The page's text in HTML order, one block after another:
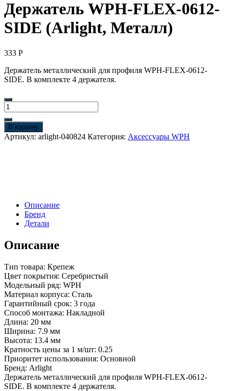
Держатель WPH-FLEX-0612-
SIDE (Arlight, Металл)
333 Р
Держатель металлический для профиля WPH-FLEX-0612-
SIDE. В комплекте 4 держателя.
Количество
товара
Держатель
WPH-
FLEX-
В корзину
Артикул: arlight-040824 Категория: Аксессуары WPH
Описание
Бренд
Детали
Описание
Тип товара: Крепеж
Цвет покрытия: Серебристый
Модельный ряд: WPH
Материал корпуса: Сталь
Гарантийный срок: 3 года
Способ монтажа: Накладной
Длина: 20 мм
Ширина: 7.9 мм
Высота: 13.4 мм
Кратность цены за 1 м/шт: 0.25
Приоритет использования: Основной
Бренд: Arlight
Держатель металлический для профиля WPH-FLEX-0612-
SIDE. В комплекте 4 держателя.